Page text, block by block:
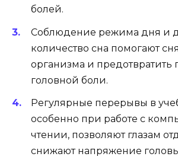
болей.
Соблюдение режима дня и
количество сна помогают
организма и предотвратить
головной боли.
Регулярные перерывы в
особенно при работе с
чтении, позволяют глазам
снижают напряжение